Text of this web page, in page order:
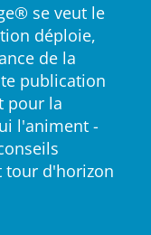
se veut le
déploie,
de la
publication
pour la
l'animent -
tour d'horizon